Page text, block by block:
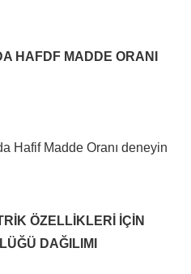
HAFDF MADDE ORANI
Hafif Madde Oranı deneyin
ÖZELLİKLERİ İÇİN
DAĞILIMI